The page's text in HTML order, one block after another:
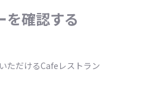
を確認する
ただけるCafeレストラン